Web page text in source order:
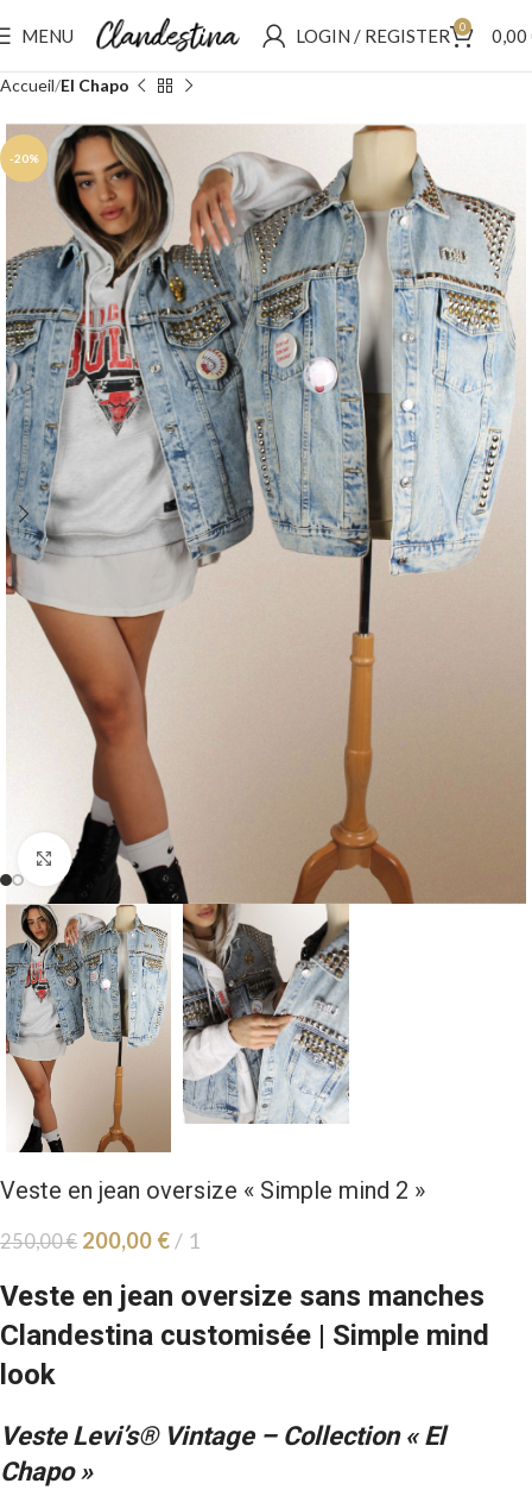
MENU LOGIN / REGISTER 0 0,00
Accueil El Chapo
-20%
Click to enlarge
Veste en jean oversize « Simple mind 2 »
250,00€ 200,00 € 1
Veste en jean oversize sans manches
Clandestina customisée | Simple mind
look
Veste Levi’s® Vintage – Collection « El
Chapo »